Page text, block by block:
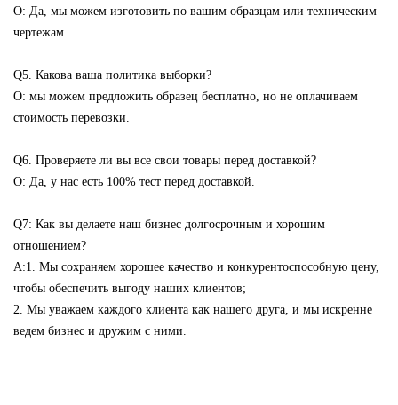
О: Да, мы можем изготовить по вашим образцам или техническим
чертежам.
Q5. Какова ваша политика выборки?
О: мы можем предложить образец бесплатно, но не оплачиваем
стоимость перевозки.
Q6. Проверяете ли вы все свои товары перед доставкой?
О: Да, у нас есть 100% тест перед доставкой.
Q7: Как вы делаете наш бизнес долгосрочным и хорошим
отношением?
А:1. Мы сохраняем хорошее качество и конкурентоспособную цену,
чтобы обеспечить выгоду наших клиентов;
2. Мы уважаем каждого клиента как нашего друга, и мы искренне
ведем бизнес и дружим с ними.